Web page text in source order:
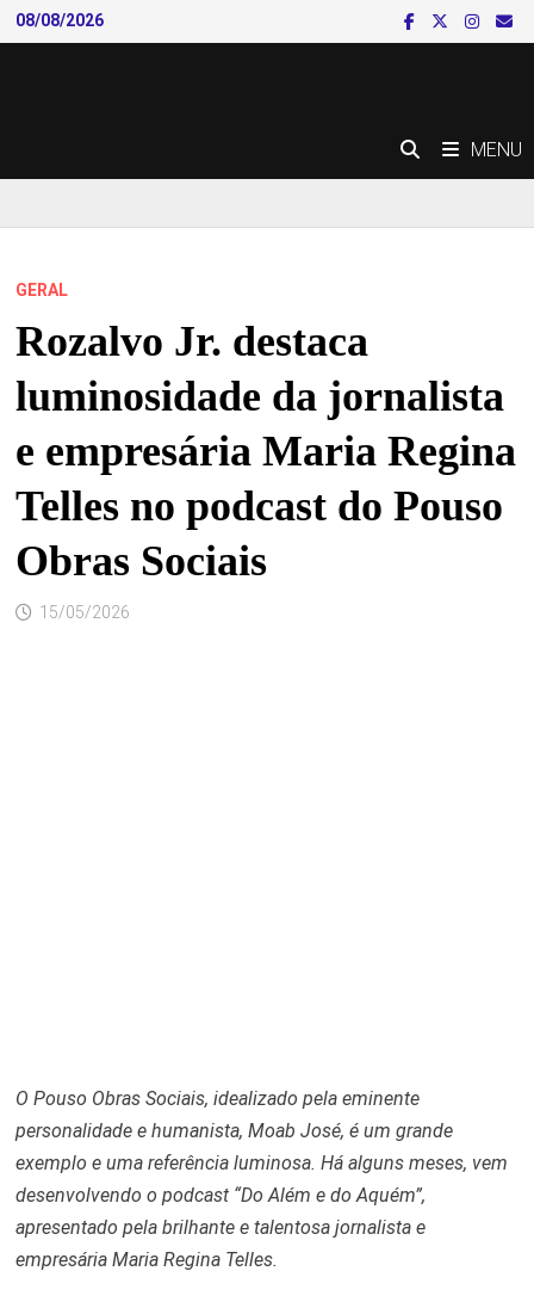
Skip
to
08/08/2026
MENU
GERAL
Rozalvo Jr. destaca
luminosidade da jornalista
e empresária Maria Regina
Telles no podcast do Pouso
Obras Sociais
15/05/2026
O Pouso Obras Sociais, idealizado pela eminente
personalidade e humanista, Moab José, é um grande
exemplo e uma referência luminosa. Há alguns meses, vem
desenvolvendo o podcast “Do Além e do Aquém”,
apresentado pela brilhante e talentosa jornalista e
empresária Maria Regina Telles.